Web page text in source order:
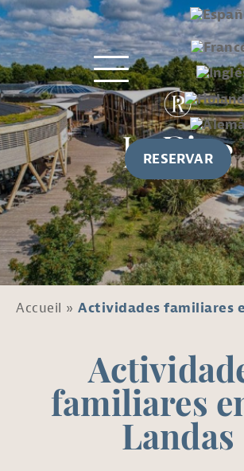
RESERVAR
Accueil »Actividades familiares
familiares
Landas